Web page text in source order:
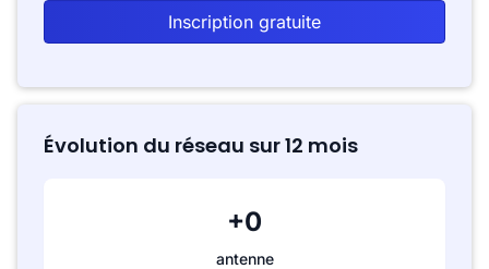
Inscription gratuite
Évolution du réseau sur 12 mois
+0
antenne